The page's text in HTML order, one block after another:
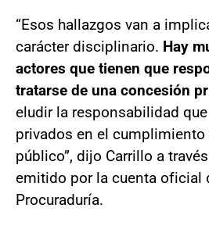
“Esos hallazgos van a
carácter disciplinario. Hay
actores que tienen que
tratarse de una concesión
eludir la responsabilidad
privados en el cumplimiento
público”, dijo Carrillo a
emitido por la cuenta oficial
Procuraduría.